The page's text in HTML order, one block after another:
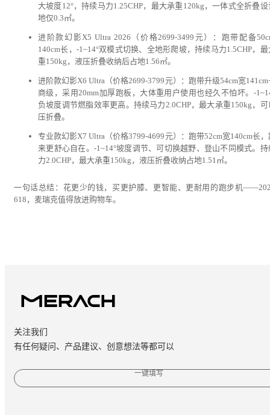
大坡度12°，持续马力1.25CHP，最大承重120kg，一体式全折叠设
地仅0.3㎡。
进阶款幻影X5 Ultra 2026（价格2699-3499元）：跑带配备
140cm长，-1~14°双模式切换、全地形爬坡，持续马力1.5CHP，最
重150kg，液压折叠收纳后占地1.56㎡。
进阶款幻影X6 Ultra（价格2699-3799元）：跑带升级54cm宽
商级，采用20mm加厚跑板，大体重用户使用也经久不怕坏。-
负坡度调节燃脂效率更高。持续马力2.0CHP，最大承重150kg，可
压折叠。
专业款幻影X7 Ultra（价格3799-4699元）：跑带52cm宽140cm长
来更舒心自在。-1~14°坡度调节、可切换越野、登山不同模式。持
力2.0CHP，最大承重150kg，液压折叠收纳占地1.51㎡。
一句话总结：花更少的钱，买更护膝、更智能、更耐用的跑步机
618，麦瑞克值得放进购物车。
关注我们
有任何疑问、产品建议、创意想法等都可以
一键填写